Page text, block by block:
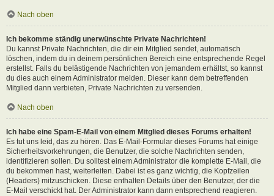
Nach oben
Ich bekomme ständig unerwünschte Private Nachrichten!
Du kannst Private Nachrichten, die dir ein Mitglied sendet, automatisch
löschen, indem du in deinem persönlichen Bereich eine entsprechende Regel
erstellst. Falls du belästigende Nachrichten von jemandem erhältst, so kannst
du dies auch einem Administrator melden. Dieser kann dem betreffenden
Mitglied dann verbieten, Private Nachrichten zu versenden.
Nach oben
Ich habe eine Spam-E-Mail von einem Mitglied dieses Forums erhalten!
Es tut uns leid, das zu hören. Das E-Mail-Formular dieses Forums hat einige
Sicherheitsvorkehrungen, die Benutzer, die solche Nachrichten senden,
identifizieren sollen. Du solltest einem Administrator die komplette E-Mail, die
du bekommen hast, weiterleiten. Dabei ist es ganz wichtig, die Kopfzeilen
(Headers) mitzuschicken. Diese enthalten Details über den Benutzer, der die
E-Mail verschickt hat. Der Administrator kann dann entsprechend reagieren.